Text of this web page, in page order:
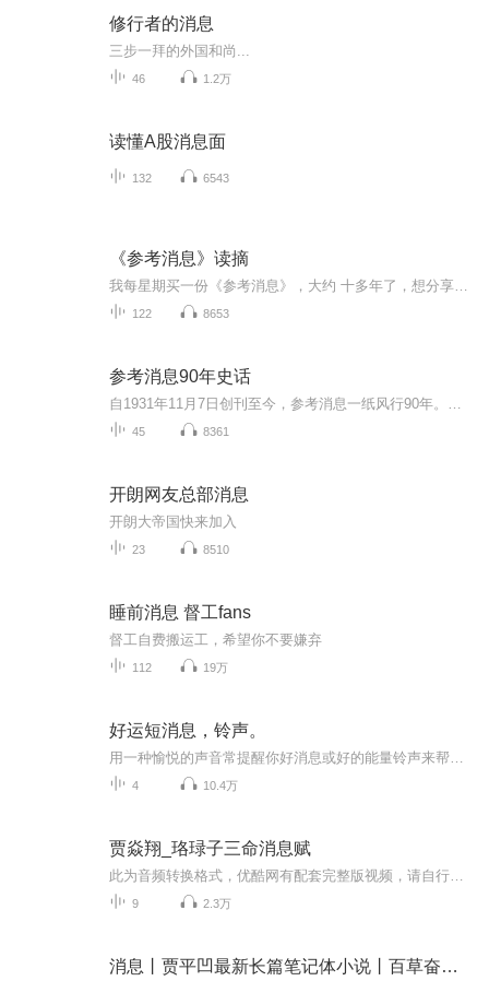
修行者的消息
三步一拜的外国和尚...
46 1.2万
读懂A股消息面
132 6543
《参考消息》读摘
122 8653
参考消息90年史话
45 8361
开朗网友总部消息
开朗大帝国快来加入
23 8510
睡前消息 督工fans
督工自费搬运工，希望你不要嫌弃
112 19万
好运短消息，铃声。
4 10.4万
贾焱翔_珞琭子三命消息赋
9 2.3万
消息丨贾平凹最新长篇笔记体小说丨百草奋兴 群生消息